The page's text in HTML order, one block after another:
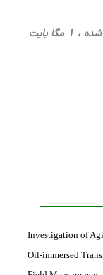
، مهندسی برق قدرت، 24 صفحه فارسی تایپ شده ، 1 مگا بایت
Investigation of
Oil-immersed